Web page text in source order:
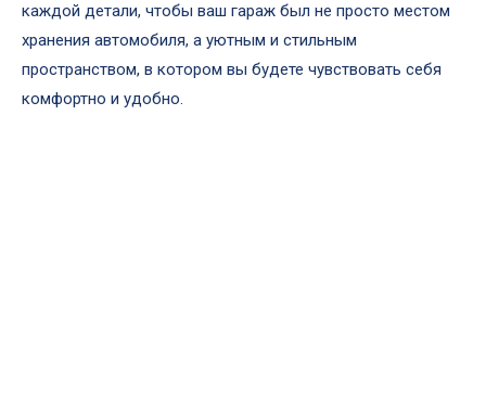
каждой детали, чтобы ваш гараж был не просто местом
хранения автомобиля, а уютным и стильным
пространством, в котором вы будете чувствовать себя
комфортно и удобно.